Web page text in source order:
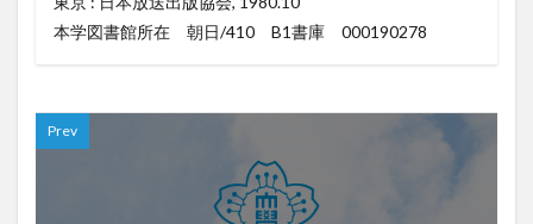
本学図書館所在 朝日/410 B1書庫 000190278
Prev